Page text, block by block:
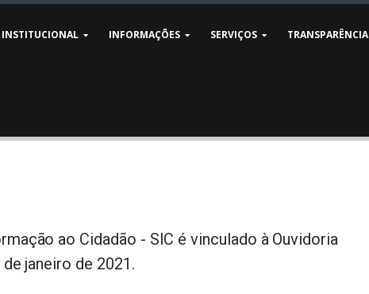
INSTITUCIONAL INFORMAÇÕES SERVIÇOS TRANSPARÊNCIA
ao Cidadão - SIC é vinculado à Ouvidoria
janeiro de 2021.